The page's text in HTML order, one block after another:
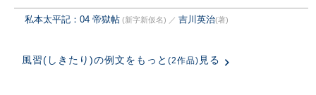
私本太平記：04 帝獄帖 (新字新仮名) ／ 吉川英治(著)
風習(しきたり)の例文をもっと (2作品) 見る